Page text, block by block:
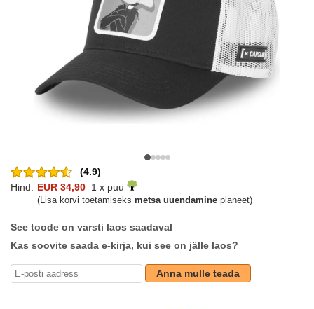
(4.9)
Hind: EUR 34,90 1 x puu
(Lisa korvi toetamiseks metsa uuendamine planeet)
See toode on varsti laos saadaval
Kas soovite saada e-kirja, kui see on jälle laos?
Anna mulle teada